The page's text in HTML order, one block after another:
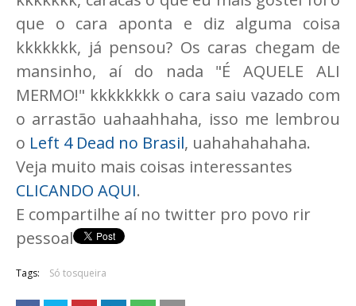
que o cara aponta e diz alguma coisa
kkkkkkk, já pensou? Os caras chegam de
mansinho, aí do nada "É AQUELE ALI
MERMO!" kkkkkkkk o cara saiu vazado com
o arrastão uahaahhaha, isso me lembrou
o Left 4 Dead no Brasil, uahahahahaha.
Veja muito mais coisas interessantes
CLICANDO AQUI.
E compartilhe aí no twitter pro povo rir
pessoal
Tags: Só tosqueira